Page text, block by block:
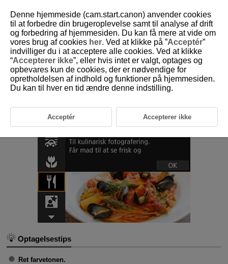
D185-038
Program for mad
Brug metoden [ ] ( Mad) til kulinarisk fotografering. Fotoet fremstår lyst
i billeder, der er taget med tungstenbelysning osv.
Optagelsestips
Ret farvetonen.
Denne hjemmeside (cam.start.canon) anvender cookies
til at forbedre din brugeroplevelse samt til analyse af drift
og forbedring af hjemmesiden. Du kan få mere at vide om
vores brug af cookies her. Ved at klikke på ”Acceptér”
indvilliger du i at acceptere alle cookies. Ved at klikke
“Accepterer ikke”, eller hvis intet er valgt, optages og
opbevares kun de cookies, der er nødvendige for
opretholdelsen af indhold og funktioner på hjemmesiden.
Du kan til hver en tid ændre denne indstilling.
Acceptér Accepterer ikke